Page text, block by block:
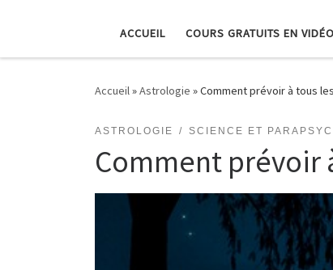
ACCUEIL COURS GRATUITS EN VIDÉO
Accueil»Astrologie »Comment prévoir à tous
ASTROLOGIE SCIENCE ET
Comment prévoir